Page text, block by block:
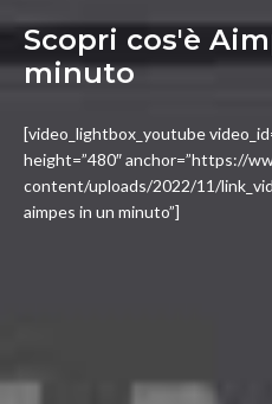
Scopri cos'è
minuto
[video_lightbox_youtube
height=”480″ anchor=”https://
content/uploads/2022/11/
aimpes in un minuto”]